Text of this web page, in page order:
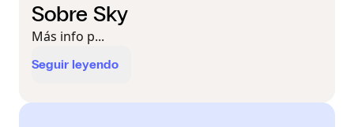
Sobre Sky
Más info p...
Seguir leyendo